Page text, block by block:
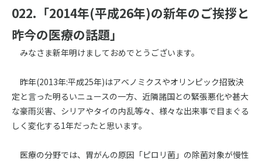
022.「2014年(平成26年)の新年のご挨拶と
昨今の医療の話題」
みなさま新年明けましておめでとうございます。
昨年(2013年:平成25年)はアベノミクスやオリンピック招致決
定と言った明るいニュースの一方、近隣諸国との緊張悪化や甚大
な豪雨災害、シリアやタイの内乱等々、様々な出来事で目まぐる
しく変化する1年だったと思います。
医療の分野では、胃がんの原因「ピロリ菌」の除菌対象が慢性